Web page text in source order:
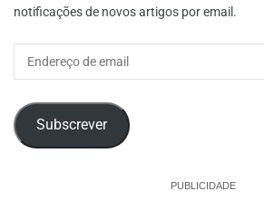
notificações de novos artigos por email.
Subscrever
PUBLICIDADE